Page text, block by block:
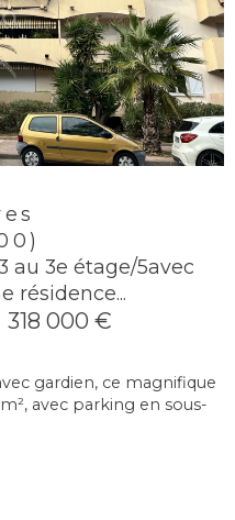
au 3e étage/5avec
résidence...
318 000 €
gardien, ce magnifique
avec parking en sous-